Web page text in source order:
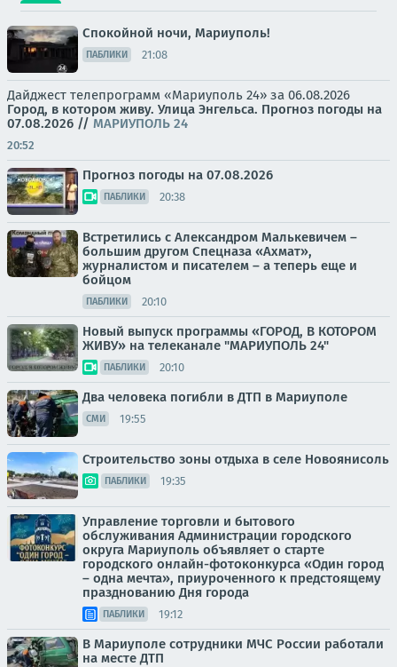
Спокойной ночи, Мариуполь!
ПАБЛИКИ 21:08
Дайджест телепрограмм «Мариуполь 24» за 06.08.2026
Город, в котором живу. Улица Энгельса. Прогноз погоды на
07.08.2026 // МАРИУПОЛЬ 24
20:52
Прогноз погоды на 07.08.2026
ПАБЛИКИ 20:38
Встретились с Александром Малькевичем –
большим другом Спецназа «Ахмат»,
журналистом и писателем – а теперь еще и
бойцом
ПАБЛИКИ 20:10
Новый выпуск программы «ГОРОД, В КОТОРОМ
ЖИВУ» на телеканале "МАРИУПОЛЬ 24"
ПАБЛИКИ 20:10
Два человека погибли в ДТП в Мариуполе
СМИ 19:55
Строительство зоны отдыха в селе Новоянисоль
ПАБЛИКИ 19:35
Управление торговли и бытового
обслуживания Администрации городского
округа Мариуполь объявляет о старте
городского онлайн-фотоконкурса «Один город
– одна мечта», приуроченного к предстоящему
празднованию Дня города
ПАБЛИКИ 19:12
В Мариуполе сотрудники МЧС России работали
на месте ДТП